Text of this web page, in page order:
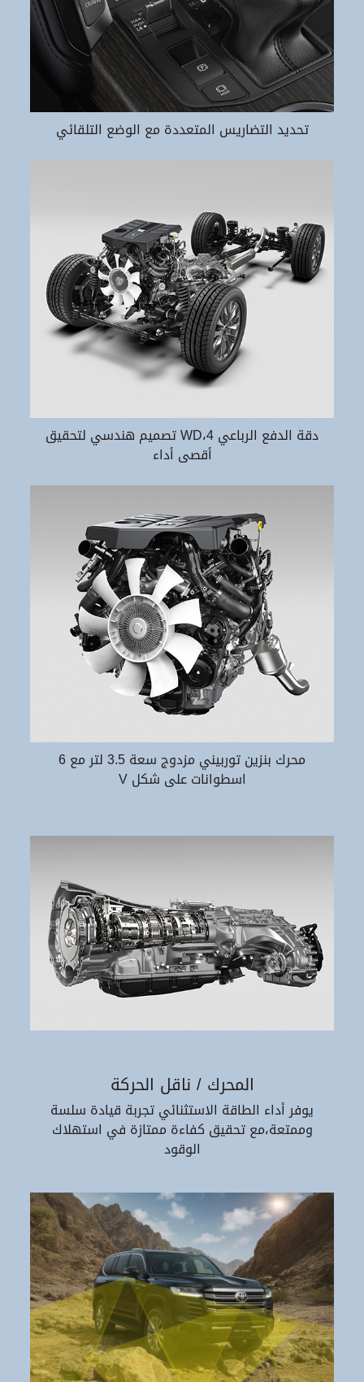
تحديد التضاريس المتعددة مع الوضع التلقائي
دقة الدفع الرباعي WD،4 تصميم هندسي لتحقيق
أقصى أداء
محرك بنزين توربيني مزدوج سعة 3.5 لتر مع 6
اسطوانات على شكل V
المحرك / ناقل الحركة
يوفر أداء الطاقة الاستثنائي تجربة قيادة سلسة
وممتعة،مع تحقيق كفاءة ممتازة في استهلاك
الوقود